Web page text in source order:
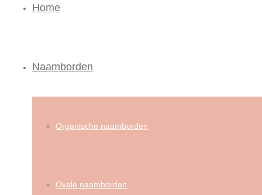
Home
Naamborden
Organische naamborden
Ovale naamborden